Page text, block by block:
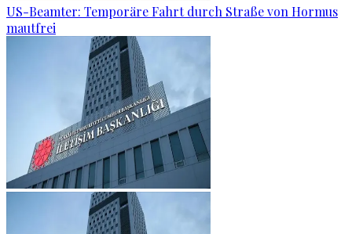
US-Beamter: Temporäre Fahrt durch Straße von Hormus
mautfrei